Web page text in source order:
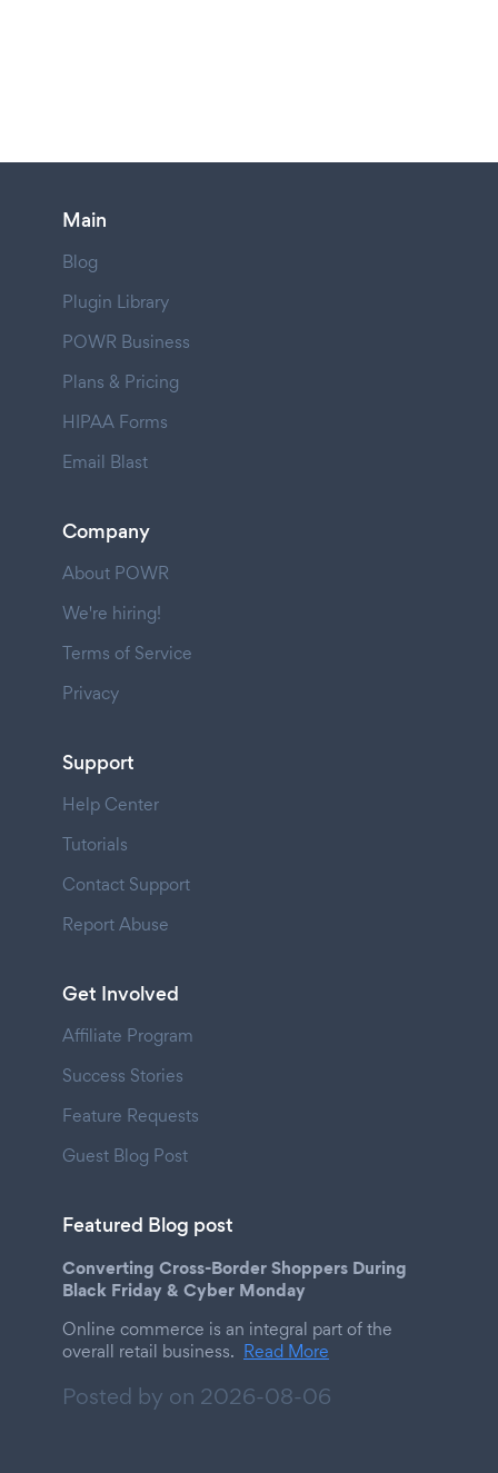
Main
Blog
Plugin Library
POWR Business
Plans & Pricing
HIPAA Forms
Email Blast
Company
About POWR
We're hiring!
Terms of Service
Privacy
Support
Help Center
Tutorials
Contact Support
Report Abuse
Get Involved
Affiliate Program
Success Stories
Feature Requests
Guest Blog Post
Featured Blog post
Converting Cross-Border Shoppers During
Black Friday & Cyber Monday
Online commerce is an integral part of the
overall retail business. Read More
Posted by on 2026-08-06